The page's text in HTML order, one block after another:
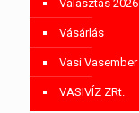
Választás 2026
Vásárlás
Vasi Vasember
VASIVÍZ ZRt.